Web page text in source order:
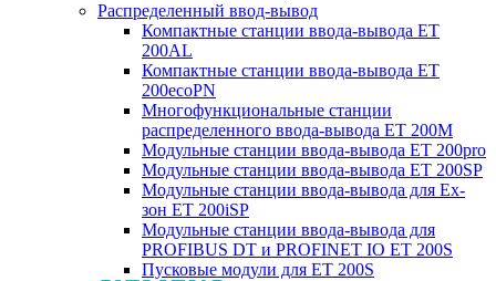
Распределенный ввод-вывод
Компактные станции ввода-вывода ET
200AL
Компактные станции ввода-вывода ET
200ecoPN
Многофункциональные станции
распределенного ввода-вывода ET 200M
Модульные станции ввода-вывода ET 200pro
Модульные станции ввода-вывода ET 200SP
Модульные станции ввода-вывода для Ex-
зон ET 200iSP
Модульные станции ввода-вывода для
PROFIBUS DT и PROFINET IO ET 200S
Пусковые модули для ET 200S